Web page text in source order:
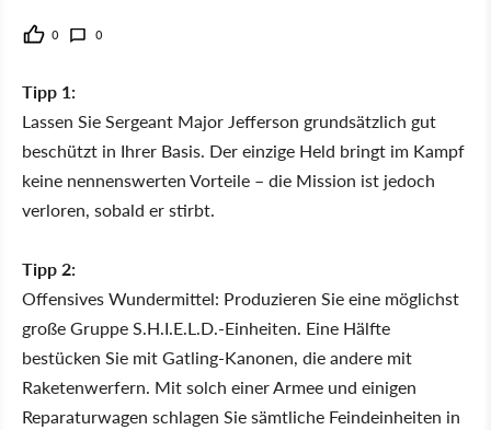
0 0
Tipp 1:
Lassen Sie Sergeant Major Jefferson grundsätzlich gut
beschützt in Ihrer Basis. Der einzige Held bringt im Kampf
keine nennenswerten Vorteile – die Mission ist jedoch
verloren, sobald er stirbt.
Tipp 2:
Offensives Wundermittel: Produzieren Sie eine möglichst
große Gruppe S.H.I.E.L.D.-Einheiten. Eine Hälfte
bestücken Sie mit Gatling-Kanonen, die andere mit
Raketenwerfern. Mit solch einer Armee und einigen
Reparaturwagen schlagen Sie sämtliche Feindeinheiten in